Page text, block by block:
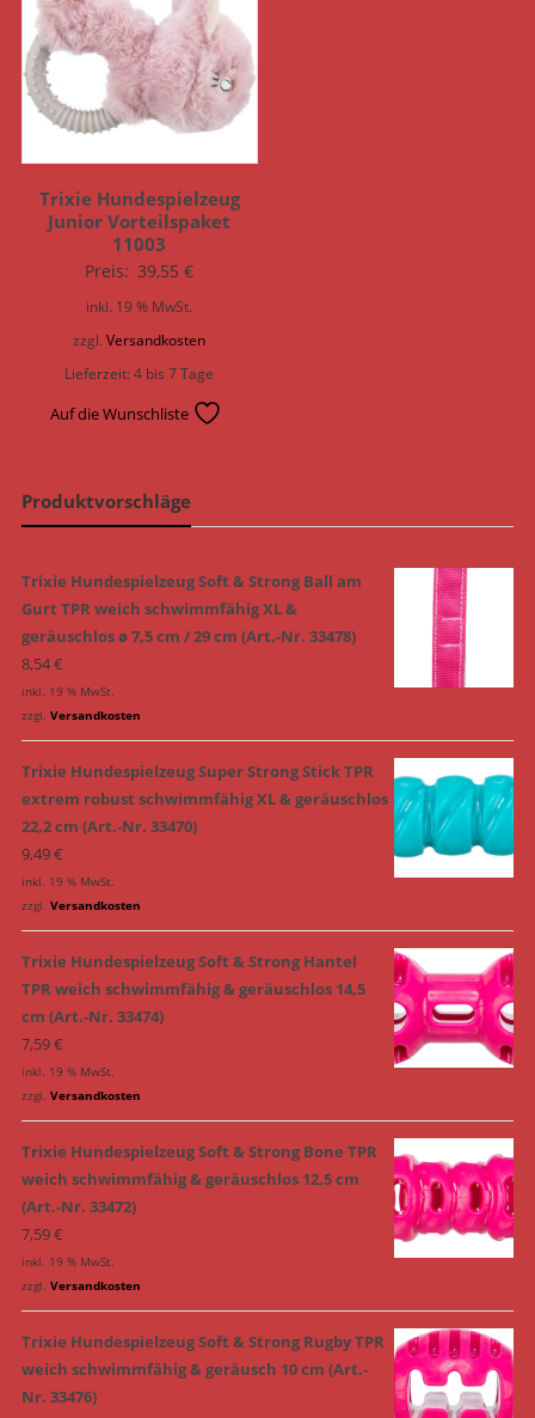
Trixie Hundespielzeug
Junior Vorteilspaket
11003
Preis: 39,55€
inkl. 19 % MwSt.
zzgl.Versandkosten
Lieferzeit:4 bis 7 Tage
Auf die Wunschliste
Produktvorschläge
Trixie Hundespielzeug Soft & Strong Ball am
Gurt TPR weich schwimmfähig XL &
geräuschlos ø 7,5 cm / 29 cm (Art.-Nr. 33478)
8,54€
inkl. 19 % MwSt.
zzgl. Versandkosten
Trixie Hundespielzeug Super Strong Stick TPR
extrem robust schwimmfähig XL & geräuschlos
22,2 cm (Art.-Nr. 33470)
9,49€
inkl. 19 % MwSt.
zzgl. Versandkosten
Trixie Hundespielzeug Soft & Strong Hantel
TPR weich schwimmfähig & geräuschlos 14,5
cm (Art.-Nr. 33474)
7,59€
inkl. 19 % MwSt.
zzgl. Versandkosten
Trixie Hundespielzeug Soft & Strong Bone TPR
weich schwimmfähig & geräuschlos 12,5 cm
(Art.-Nr. 33472)
7,59€
inkl. 19 % MwSt.
zzgl. Versandkosten
Trixie Hundespielzeug Soft & Strong Rugby TPR
weich schwimmfähig & geräusch 10 cm (Art.-
Nr. 33476)